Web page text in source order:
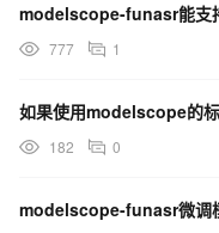
777 1
182 0
modelscope-funasr微调